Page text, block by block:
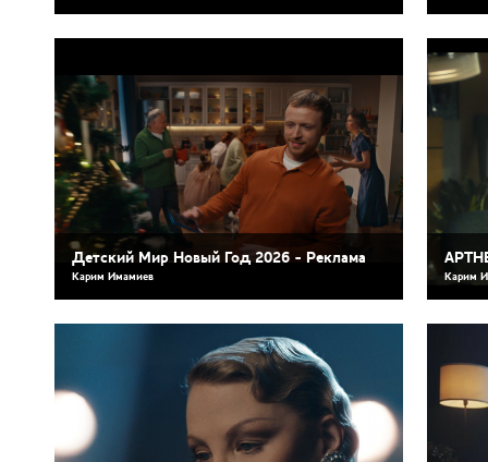
Детский Мир Новый Год 2026 - Реклама
Карим Имамиев Карим